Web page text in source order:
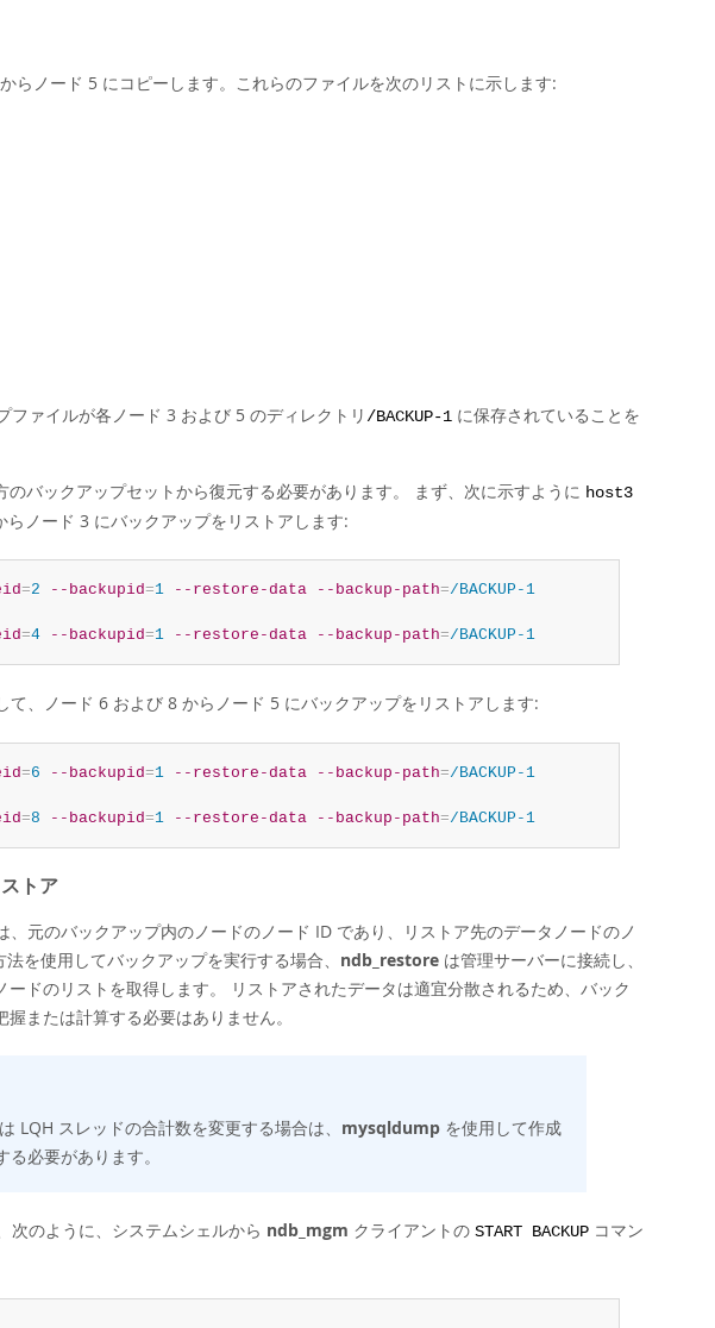
らノード 5 にコピーします。これらのファイルを次のリストに示します:
ァイルが各ノード 3 および 5 のディレクトリ /BACKUP-1 に保存されていることを
バックアップセットから復元する必要があります。 まず、次に示すように host3
ノード 3 にバックアップをリストアします:
=2 --backupid=1 --restore-data --backup-path=/BACKUP-1
=4 --backupid=1 --restore-data --backup-path=/BACKUP-1
て、ノード 6 および 8 からノード 5 にバックアップをリストアします:
=6 --backupid=1 --restore-data --backup-path=/BACKUP-1
=8 --backupid=1 --restore-data --backup-path=/BACKUP-1
トア
、元のバックアップ内のノードのノード ID であり、リストア先のデータノードのノ
を使用してバックアップを実行する場合、 ndb_restore は管理サーバーに接続し、
ドのリストを取得します。 リストアされたデータは適宜分散されるため、バック
または計算する必要はありません。
LQH スレッドの合計数を変更する場合は、 mysqldump を使用して作成
必要があります。
次のように、システムシェルから ndb_mgm クライアントの START BACKUP コマン